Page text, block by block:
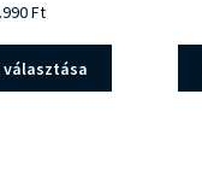
Ft
választása